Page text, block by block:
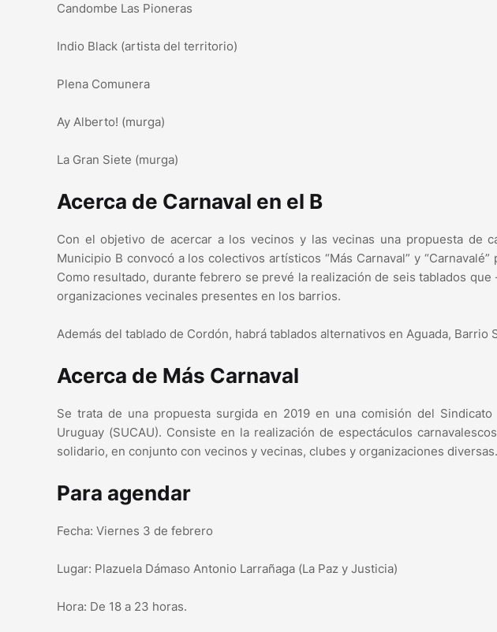
Candombe Las Pioneras
Indio Black (artista del territorio)
Plena Comunera
Ay Alberto! (murga)
La Gran Siete (murga)
Acerca de Carnaval en el B
Con el objetivo de acercar a los vecinos y las vecinas una propuesta de
Municipio B convocó a los colectivos artísticos “Más Carnaval” y
Como resultado, durante febrero se prevé la realización de seis tablados
organizaciones vecinales presentes en los barrios.
Además del tablado de Cordón, habrá tablados alternativos en Aguada, Barrio
Acerca de Más Carnaval
Se trata de una propuesta surgida en 2019 en una comisión del
Uruguay (SUCAU). Consiste en la realización de espectáculos
solidario, en conjunto con vecinos y vecinas, clubes y organizaciones diversas.
Para agendar
Fecha: Viernes 3 de febrero
Lugar: Plazuela Dámaso Antonio Larrañaga (La Paz y Justicia)
Hora: De 18 a 23 horas.